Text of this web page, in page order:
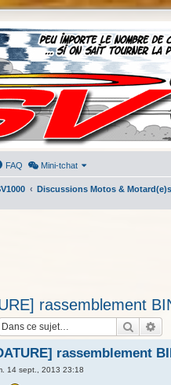
FAQ Mini-tchat
Discussions Motos & Motard(e)s
rassemblement
rassemblement
14 sept., 2013 23:18